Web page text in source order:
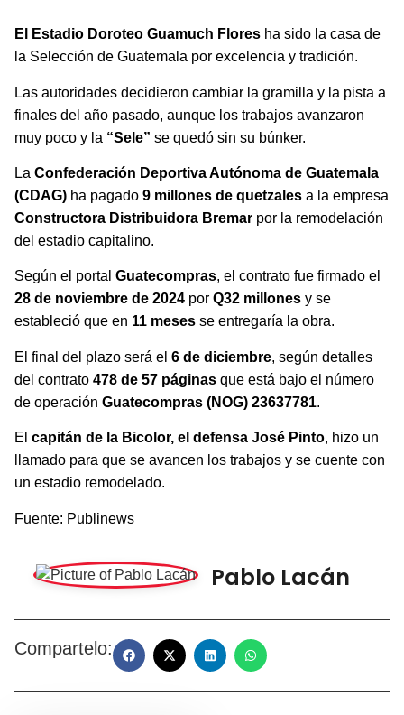
El Estadio Doroteo Guamuch Flores ha sido la casa de
la Selección de Guatemala por excelencia y tradición.
Las autoridades decidieron cambiar la gramilla y la pista a
finales del año pasado, aunque los trabajos avanzaron
muy poco y la “Sele” se quedó sin su búnker.
La Confederación Deportiva Autónoma de Guatemala
(CDAG) ha pagado 9 millones de quetzales a la empresa
Constructora Distribuidora Bremar por la remodelación
del estadio capitalino.
Según el portal Guatecompras, el contrato fue firmado el
28 de noviembre de 2024 por Q32 millones y se
estableció que en 11 meses se entregaría la obra.
El final del plazo será el 6 de diciembre, según detalles
del contrato 478 de 57 páginas que está bajo el número
de operación Guatecompras (NOG) 23637781.
El capitán de la Bicolor, el defensa José Pinto, hizo un
llamado para que se avancen los trabajos y se cuente con
un estadio remodelado.
Fuente: Publinews
Pablo Lacán
Compartelo: